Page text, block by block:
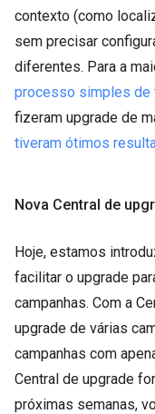
contexto (como
sem precisar
diferentes. Para a
processo simples de
fizeram upgrade de
tiveram ótimos
Nova Central de
Hoje, estamos
facilitar o upgrade
campanhas. Com a
upgrade de várias
campanhas com
Central de upgrade
próximas semanas,